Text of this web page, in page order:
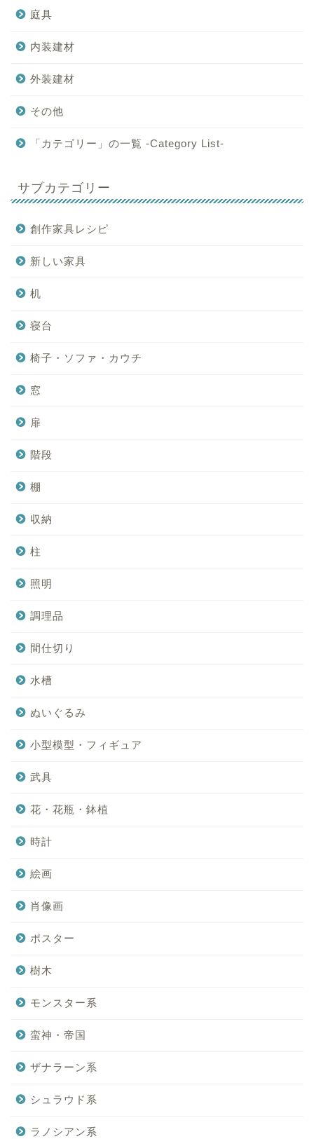
庭具
内装建材
外装建材
その他
「カテゴリー」の一覧 -Category List-
サブカテゴリー
創作家具レシピ
新しい家具
机
寝台
椅子・ソファ・カウチ
窓
扉
階段
棚
収納
柱
照明
調理品
間仕切り
水槽
ぬいぐるみ
小型模型・フィギュア
武具
花・花瓶・鉢植
時計
絵画
肖像画
ポスター
樹木
モンスター系
蛮神・帝国
ザナラーン系
シュラウド系
ラノシアン系